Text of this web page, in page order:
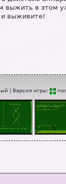
выжить в этом
и выживите!
| Версия игры: по